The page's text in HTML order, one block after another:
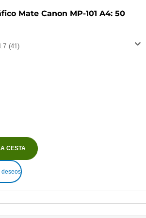
Mate Canon MP-101 A4: 50
(41)
CESTA
deseos